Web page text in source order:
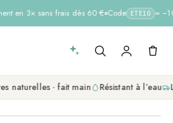
en 3× sans frais dès 60 € Code ETE10 =
naturelles · fait main Résistant à l’eau